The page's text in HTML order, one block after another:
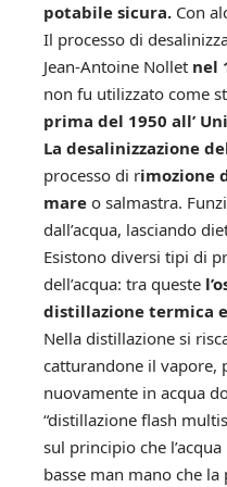
potabile sicura. Con
Il processo di
Jean-Antoine Nollet nel
non fu utilizzato come
prima del 1950 all’
La desalinizzazione
processo di rimozione
mare o salmastra.
dall’acqua, lasciando
Esistono diversi tipi di
dell’acqua: tra queste
distillazione termica
Nella distillazione si
catturandone il vapore,
nuovamente in acqua
“distillazione flash
sul principio che
basse man mano che